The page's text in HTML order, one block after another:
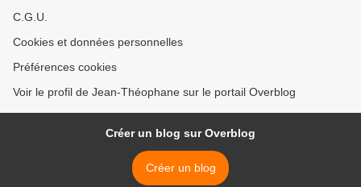
C.G.U.
Cookies et données personnelles
Préférences cookies
Voir le profil de Jean-Théophane sur le portail Overblog
Créer un blog sur Overblog
Créer un blog